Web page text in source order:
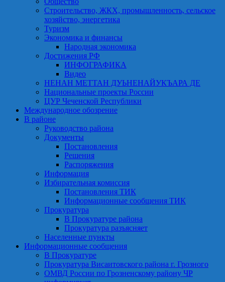
Строительство, ЖКХ, промышленность, сельское
хозяйство, энергетика
Туризм
Экономика и финансы
Народная экономика
Достижения РФ
ИНФОГРАФИКА
Видео
НЕНАН МЕТТАН ДУЬНЕНАЙУКЪАРА ДЕ
Национальные проекты России
ЦУР Чеченской Республики
Международное обозрение
В районе
Руководство района
Документы
Постановления
Решения
Распоряжения
Информация
Избирательная комиссия
Постановления ТИК
Информационные сообщения ТИК
Прокуратура
В Прокуратуре района
Прокуратура разъясняет
Населенные пункты
Информационные сообщения
В Прокуратуре
Прокуратура Висаитовского района г. Грозного
ОМВД России по Грозненскому району ЧР